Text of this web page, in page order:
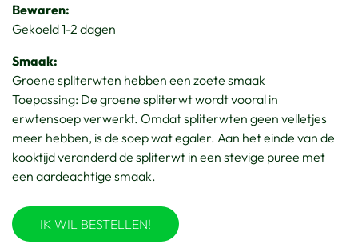
Bewaren:
Gekoeld 1-2 dagen
Smaak:
Groene spliterwten hebben een zoete smaak
Toepassing: De groene spliterwt wordt vooral in
erwtensoep verwerkt. Omdat spliterwten geen velletjes
meer hebben, is de soep wat egaler. Aan het einde van de
kooktijd veranderd de spliterwt in een stevige puree met
een aardeachtige smaak.
IK WIL BESTELLEN!